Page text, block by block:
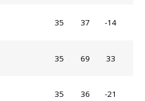
35 37 -14
35 69 33
35 36 -21